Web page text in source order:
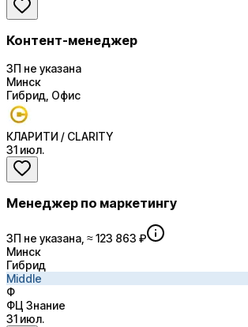
Контент-менеджер
ЗП не указана
Минск
Гибрид, Офис
КЛАРИТИ / CLARITY
31 июл.
Менеджер по маркетингу
ЗП не указана, ≈ 123 863 ₽
Минск
Гибрид
Middle
Ф
ФЦ Знание
31 июл.